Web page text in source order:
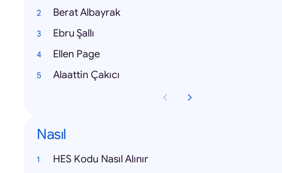
Berat Albayrak
Ebru Şallı
Ellen Page
Alaattin Çakıcı
Nasıl
HES Kodu Nasıl Alınır